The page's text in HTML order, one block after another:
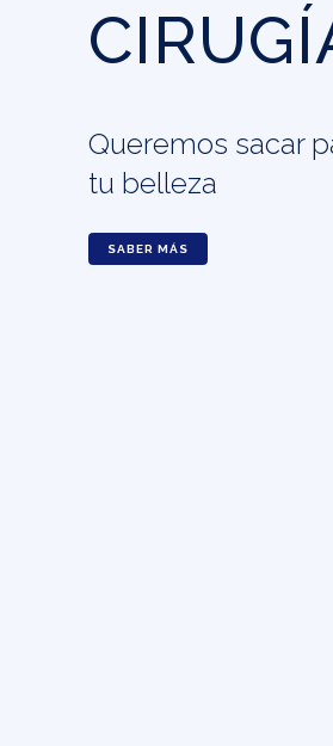
Queremos sacar
tu belleza
SABER MÁS